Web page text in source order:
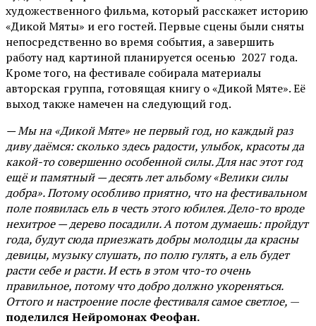
художественного фильма, который расскажет историю
«Дикой Мяты» и его гостей. Первые сцены были сняты
непосредственно во время события, а завершить
работу над картиной планируется осенью 2027 года.
Кроме того, на фестивале собирала материалы
авторская группа, готовящая книгу о «Дикой Мяте». Её
выход также намечен на следующий год.
— Мы на «Дикой Мяте» не первый год, но каждый раз
диву даёмся: сколько здесь радости, улыбок, красоты да
какой-то совершенно особенной силы. Для нас этот год
ещё и памятный — десять лет альбому «Велики силы
добра». Потому особливо приятно, что на фестивальном
поле появилась ель в честь этого юбилея. Дело-то вроде
нехитрое — дерево посадили. А потом думаешь: пройдут
года, будут сюда приезжать добры молодцы да красны
девицы, музыку слушать, по полю гулять, а ель будет
расти себе и расти. И есть в этом что-то очень
правильное, потому что добро должно укореняться.
Оттого и настроение после фестиваля самое светлое, —
поделился Нейромонах Феофан.